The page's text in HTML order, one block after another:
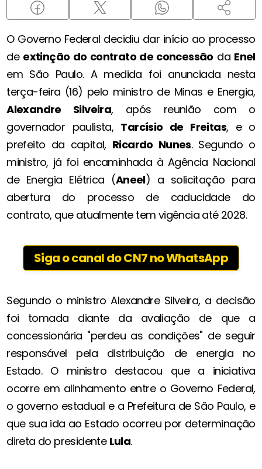
O Governo Federal decidiu dar início ao processo
de extinção do contrato de concessão da Enel
em São Paulo. A medida foi anunciada nesta
terça-feira (16) pelo ministro de Minas e Energia,
Alexandre Silveira, após reunião com o
governador paulista, Tarcísio de Freitas, e o
prefeito da capital, Ricardo Nunes. Segundo o
ministro, já foi encaminhada à Agência Nacional
de Energia Elétrica (Aneel) a solicitação para
abertura do processo de caducidade do
contrato, que atualmente tem vigência até 2028.
Siga o canal do CN7 no WhatsApp
Segundo o ministro Alexandre Silveira, a decisão
foi tomada diante da avaliação de que a
concessionária "perdeu as condições" de seguir
responsável pela distribuição de energia no
Estado. O ministro destacou que a iniciativa
ocorre em alinhamento entre o Governo Federal,
o governo estadual e a Prefeitura de São Paulo, e
que sua ida ao Estado ocorreu por determinação
direta do presidente Lula.